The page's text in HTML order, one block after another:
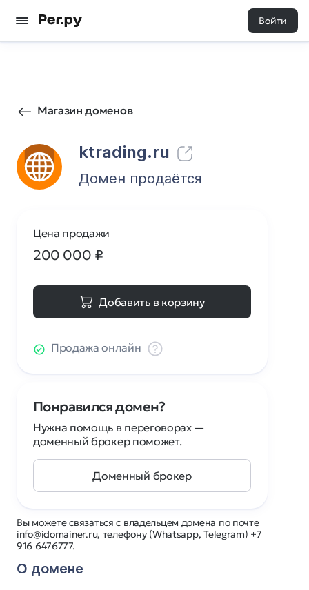
Войти
Магазин доменов
ktrading.ru
105 0
Домен продаётся
Вы можете связаться с владельцем домена по почте
info@idomainer.ru, телефону (Whatsapp, Telegram) +7
916 6476777.
О домене
Цена продажи
200 000 ₽
Добавить в корзину
Продажа онлайн
Понравился домен?
Нужна помощь в переговорах —
доменный брокер поможет.
Доменный брокер